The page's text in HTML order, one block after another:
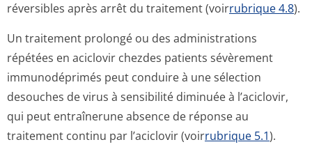
réversibles après arrêt du traitement (voirrubrique 4.8).
Un traitement prolongé ou des administrations
répétées en aciclovir chezdes patients sévèrement
immunodéprimés peut conduire à une sélection
desouches de virus à sensibilité diminuée à l’aciclovir,
qui peut entraînerune absence de réponse au
traitement continu par l’aciclovir (voirrubrique 5.1).